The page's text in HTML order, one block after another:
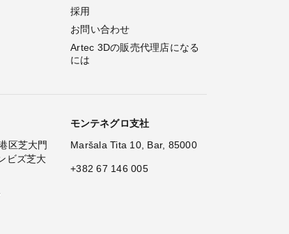
採用
お問い合わせ
Artec 3Dの販売代理店になる
には
区芝大門
ビズ芝大
モンテネグロ支社
Maršala Tita 10, Bar, 85000
+382 67 146 005